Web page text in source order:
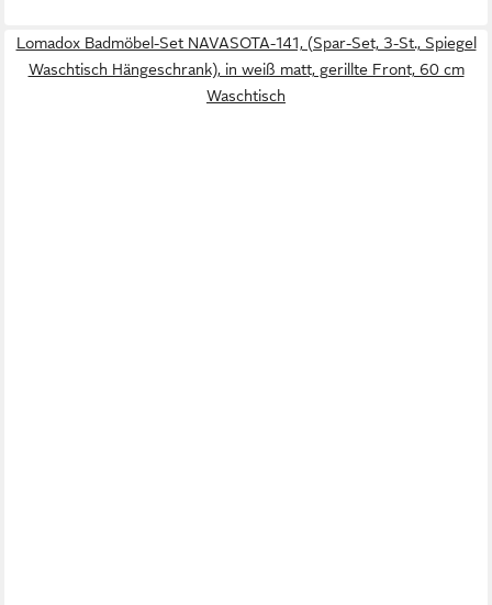
Lomadox Badmöbel-Set NAVASOTA-141, (Spar-Set, 3-St., Spiegel
Waschtisch Hängeschrank), in weiß matt, gerillte Front, 60 cm
Waschtisch